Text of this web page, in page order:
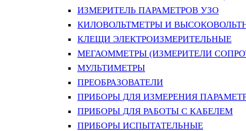
ИЗМЕРИТЕЛЬ ПАРАМЕТРОВ УЗО
КИЛОВОЛЬТМЕТРЫ И
КЛЕЩИ ЭЛЕКТРОИЗМЕРИТЕЛЬНЫЕ
МЕГАОММЕТРЫ (ИЗМЕРИТЕЛИ
МУЛЬТИМЕТРЫ
ПРЕОБРАЗОВАТЕЛИ
ПРИБОРЫ ДЛЯ ИЗМЕРЕНИЯ
ПРИБОРЫ ДЛЯ РАБОТЫ С КАБЕЛЕМ
ПРИБОРЫ ИСПЫТАТЕЛЬНЫЕ